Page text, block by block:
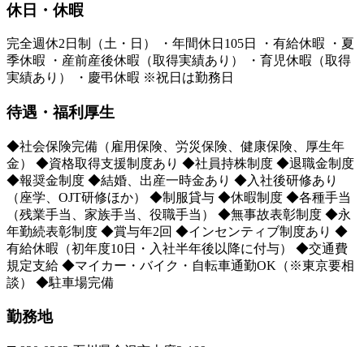
休日・休暇
完全週休2日制（土・日） ・年間休日105日 ・有給休暇 ・夏
季休暇 ・産前産後休暇（取得実績あり） ・育児休暇（取得
実績あり） ・慶弔休暇 ※祝日は勤務日
待遇・福利厚生
◆社会保険完備（雇用保険、労災保険、健康保険、厚生年
金） ◆資格取得支援制度あり ◆社員持株制度 ◆退職金制度
◆報奨金制度 ◆結婚、出産一時金あり ◆入社後研修あり
（座学、OJT研修ほか） ◆制服貸与 ◆休暇制度 ◆各種手当
（残業手当、家族手当、役職手当） ◆無事故表彰制度 ◆永
年勤続表彰制度 ◆賞与年2回 ◆インセンティブ制度あり ◆
有給休暇（初年度10日・入社半年後以降に付与） ◆交通費
規定支給 ◆マイカー・バイク・自転車通勤OK（※東京要相
談） ◆駐車場完備
勤務地